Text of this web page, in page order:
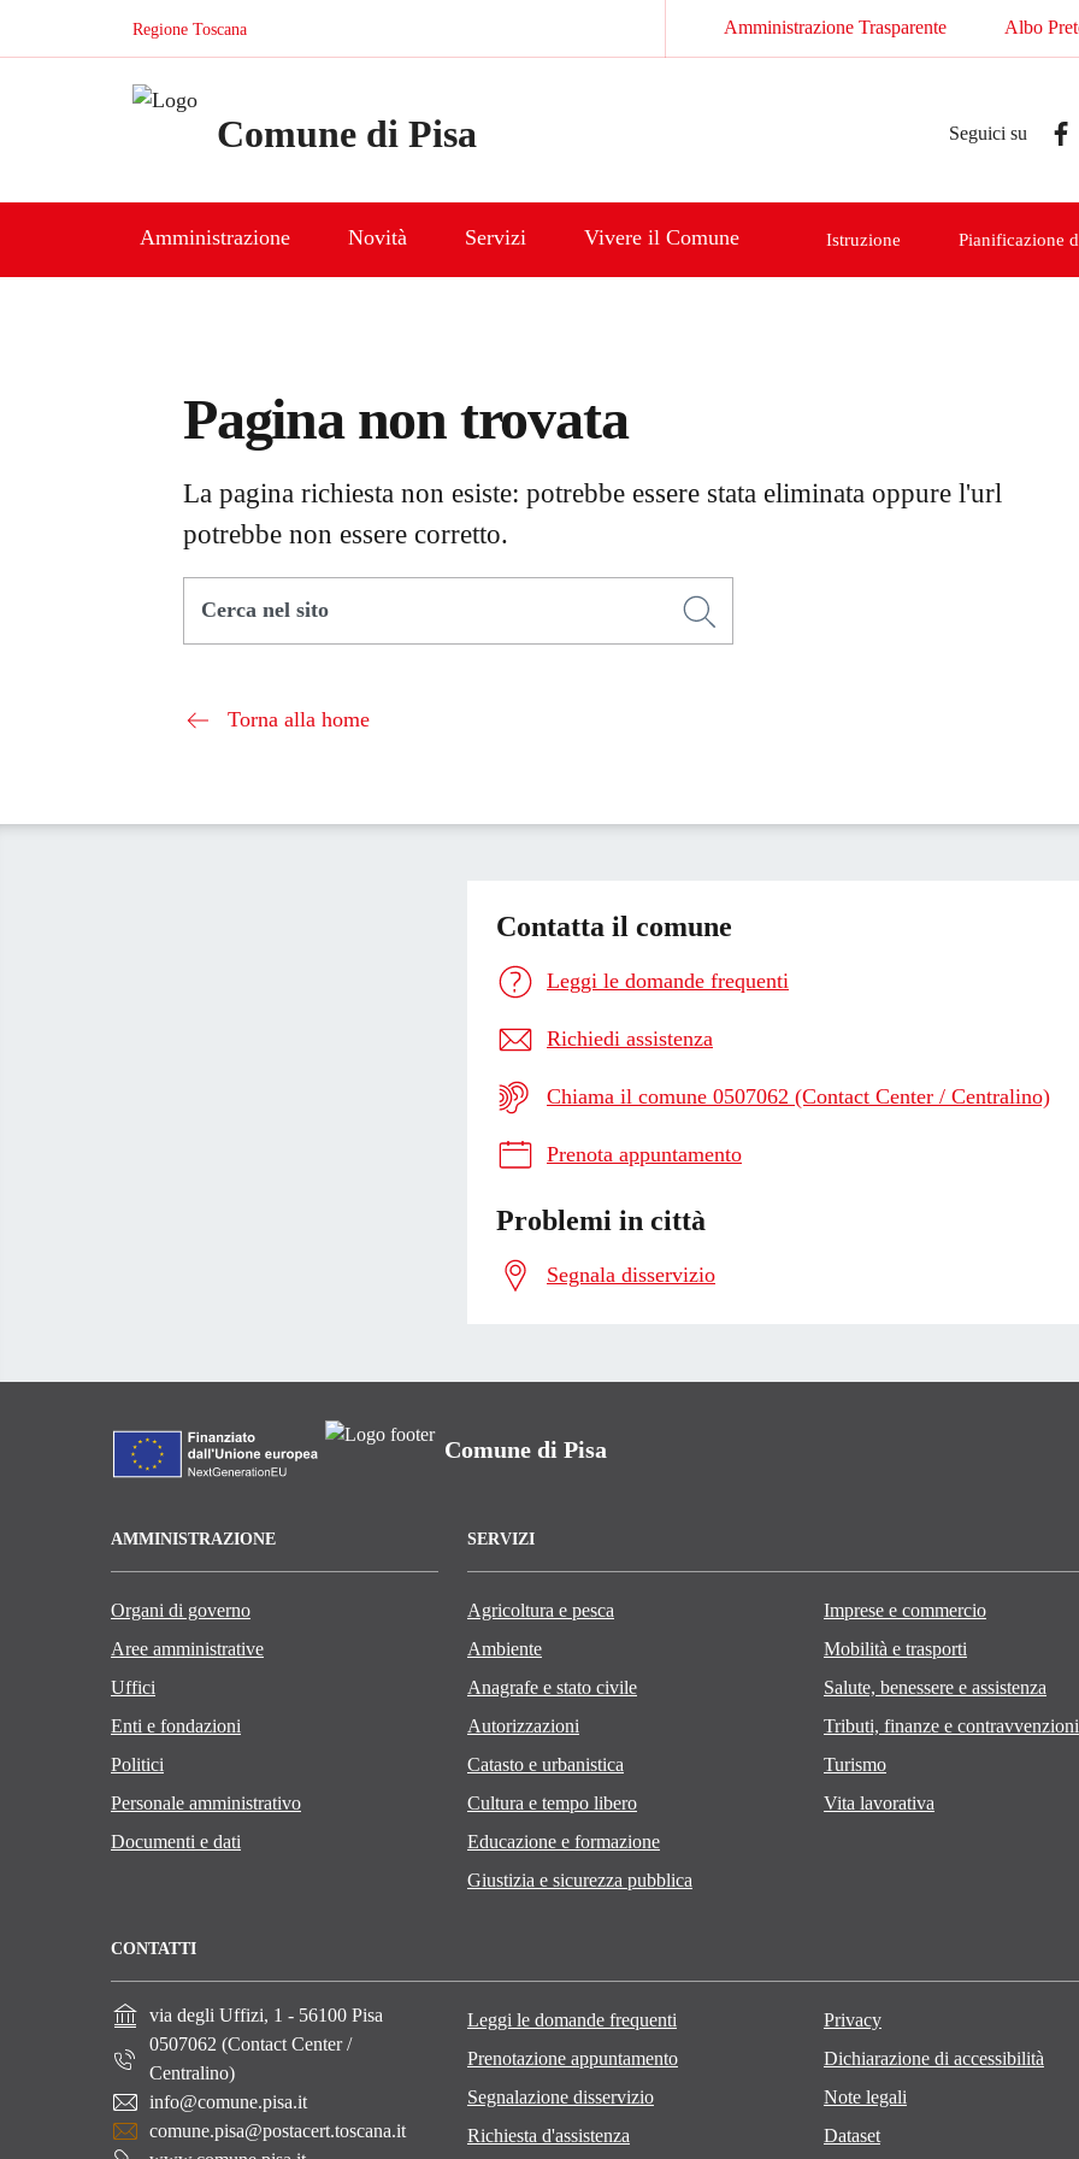
Regione Toscana Amministrazione Trasparente Albo
Comune di Pisa Seguici su
Amministrazione Novità Servizi Vivere il Comune Istruzione Pianificazione
Pagina non trovata
La pagina richiesta non esiste: potrebbe essere stata eliminata oppure l'url
potrebbe non essere corretto.
Cerca nel sito
Torna alla home
Contatta il comune
Leggi le domande frequenti
Richiedi assistenza
Chiama il comune 0507062 (Contact Center / Centralino)
Prenota appuntamento
Problemi in città
Segnala disservizio
Comune di Pisa
AMMINISTRAZIONE
Organi di governo
Aree amministrative
Uffici
Enti e fondazioni
Politici
Personale amministrativo
Documenti e dati
SERVIZI
Agricoltura e pesca
Ambiente
Anagrafe e stato civile
Autorizzazioni
Catasto e urbanistica
Cultura e tempo libero
Educazione e formazione
Giustizia e sicurezza pubblica
Imprese e commercio
Mobilità e trasporti
Salute, benessere e assistenza
Tributi, finanze e contravvenzioni
Turismo
Vita lavorativa
CONTATTI
via degli Uffizi, 1 - 56100 Pisa
0507062 (Contact Center /
Centralino)
info@comune.pisa.it
comune.pisa@postacert.toscana.it
Leggi le domande frequenti
Prenotazione appuntamento
Segnalazione disservizio
Richiesta d'assistenza
Privacy
Dichiarazione di accessibilità
Note legali
Dataset